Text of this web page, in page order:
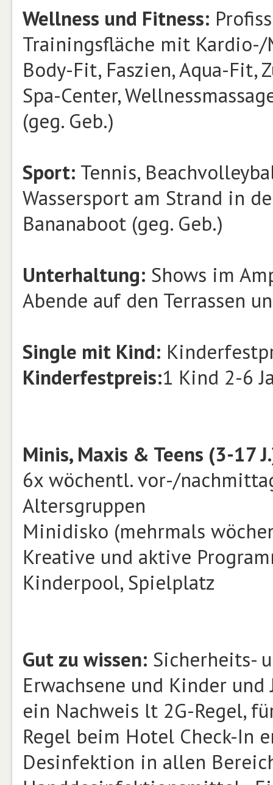
Wellness und Fitness:
Trainingsfläche mit Kardio-/
Body-Fit, Faszien, Aqua-Fit,
Spa-Center,
(geg. Geb.)
Sport: Tennis,
Wassersport am Strand in
Bananaboot (geg. Geb.)
Unterhaltung: Shows im
Abende auf den Terrassen
Single mit Kind:
Kinderfestpreis:1 Kind 2-6
Minis, Maxis & Teens (3-17
6x wöchentl. vor-/
Altersgruppen
Minidisko (mehrmals
Kreative und aktive
Kinderpool, Spielplatz
Gut zu wissen: Sicherheits-
Erwachsene und Kinder
ein Nachweis lt 2G-Regel,
Regel beim Hotel Check-In
Desinfektion in allen